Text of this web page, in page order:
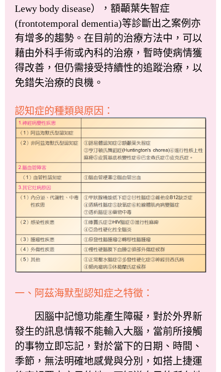
Lewy body disease），額顳葉失智症
(frontotemporal dementia)等診斷出之案例亦
有增多的趨勢。在目前的治療方法中，可以
藉由外科手術或內科的治療，暫時使病情獲
得改善，但仍需接受持續性的追蹤治療，以
免錯失治療的良機。
認知症的種類與原因：
一、阿茲海默型認知症之特徵：
因腦中記憶功能產生障礙，對於外界新
發生的訊息情報不能輸入大腦，當前所接觸
的事物立即忘記，對於當下的日期、時間、
季節，無法明確地感覺與分別，如搭上捷運